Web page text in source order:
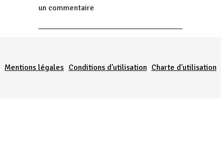
un commentaire
Mentions légales Conditions d'utilisation Charte d'utilisation